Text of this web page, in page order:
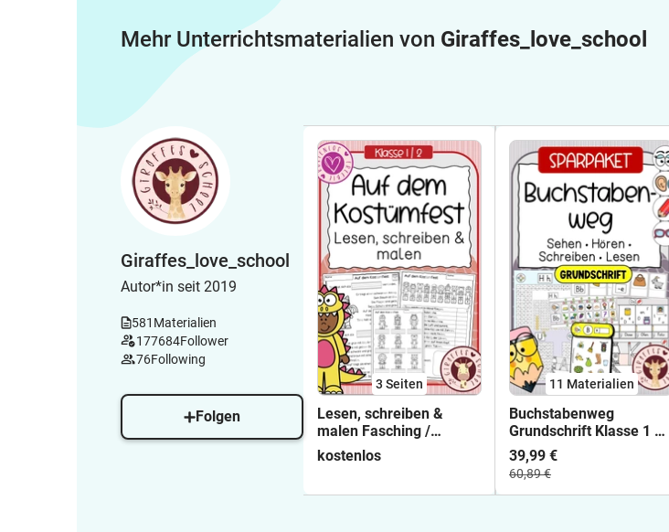
Mehr Unterrichtsmaterialien von Giraffes_love_school
Giraffes_love_school
Autor*in seit 2019
581 Materialien
177684Follower
76Following
Folgen
3 Seiten
Lesen, schreiben &
malen Fasching /
Karneval
kostenlos
11 Materialien
Buchstabenweg
Grundschrift Klasse 1 –
Lesen & Schreiben
lernen | Sparpaket
39,99 €
60,89 €